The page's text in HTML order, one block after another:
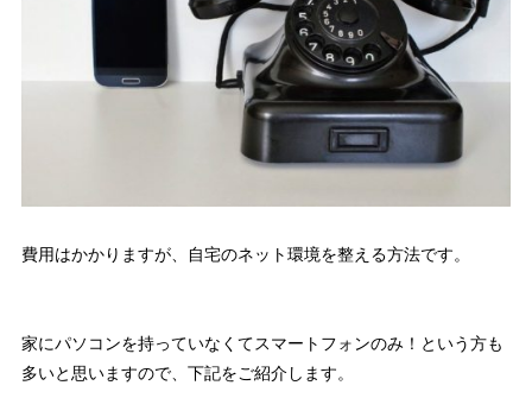
費用はかかりますが、 自宅のネット環境を整える方法です。
家にパソコンを持っていなくてスマートフォンのみ！という方も
多いと思いますので、下記をご紹介します。